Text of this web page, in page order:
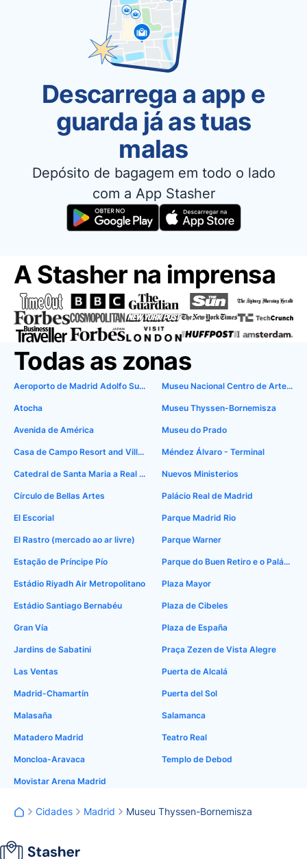
Descarrega a app e
guarda já as tuas
malas
Depósito de bagagem em todo o lado
com a App Stasher
A Stasher na imprensa
Todas as zonas
Aeroporto de Madrid Adolfo Suarez-Barajas
Atocha
Avenida de América
Casa de Campo Resort and Villas
Catedral de Santa Maria a Real de Almudena
Círculo de Bellas Artes
El Escorial
El Rastro (mercado ao ar livre)
Estação de Príncipe Pío
Estádio Riyadh Air Metropolitano
Estádio Santiago Bernabéu
Gran Vía
Jardins de Sabatini
Las Ventas
Madrid-Chamartín
Malasaña
Matadero Madrid
Moncloa-Aravaca
Movistar Arena Madrid
Museu Nacional Centro de Arte Reina Sofia
Museu Thyssen-Bornemisza
Museu do Prado
Méndez Álvaro - Terminal
Nuevos Ministerios
Palácio Real de Madrid
Parque Madrid Rio
Parque Warner
Parque do Buen Retiro e o Palácio de Cristal
Plaza Mayor
Plaza de Cibeles
Plaza de España
Praça Zezen de Vista Alegre
Puerta de Alcalá
Puerta del Sol
Salamanca
Teatro Real
Templo de Debod
Cidades Madrid Museu Thyssen-Bornemisza